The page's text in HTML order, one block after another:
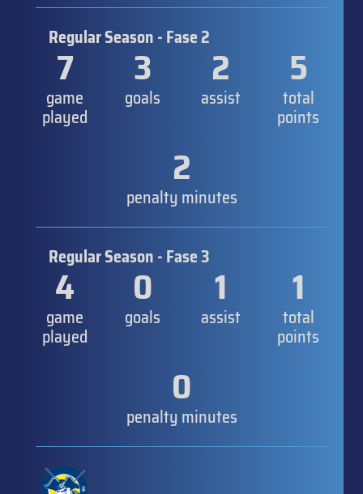
Regular Season - Fase 2
7
game
played
3
goals
2
assist
5
total
points
2
penalty minutes
Regular Season - Fase 3
4
game
played
0
goals
1
assist
1
total
points
0
penalty minutes